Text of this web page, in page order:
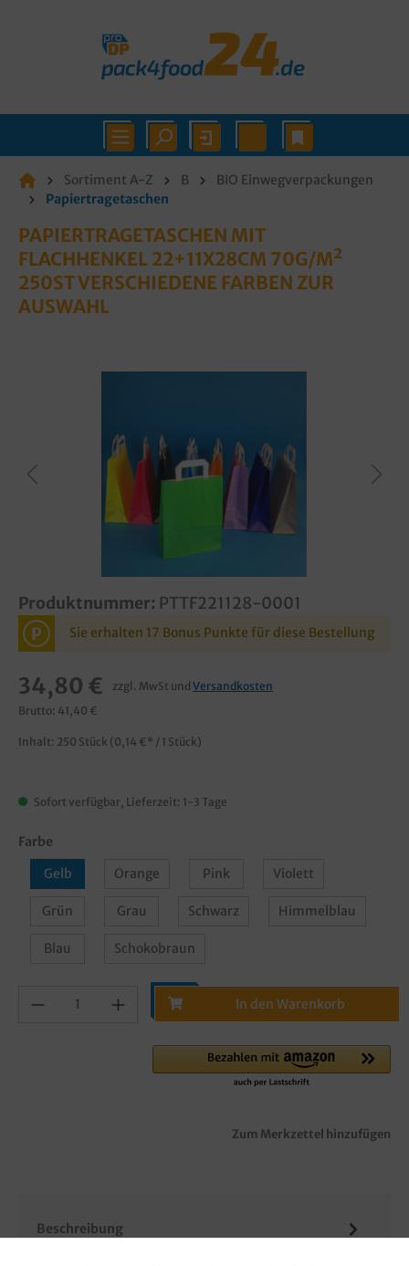
Sortiment A-Z B
BIO Einwegverpackungen
Papiertragetaschen
PAPIERTRAGETASCHEN MIT
FLACHHENKEL 22+11X28CM 70G/M²
250ST VERSCHIEDENE FARBEN ZUR
AUSWAHL
Produktnummer: PTTF221128-0001
P Sie erhalten 17 Bonus Punkte für diese Bestellung
34,80 € zzgl. MwSt und Versandkosten
Brutto: 41,40 €
Inhalt: 250 Stück (0,14 €* / 1 Stück)
Sofort verfügbar, Lieferzeit: 1-3 Tage
Farbe
Gelb
Orange Pink Violett
Grün Grau Schwarz Himmelblau
Blau Schokobraun
In den Warenkorb
Zum Merkzettel hinzufügen
Beschreibung